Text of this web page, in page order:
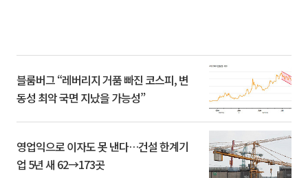
블룸버그 “레버리지 거품 빠진 코스피, 변
동성 최악 국면 지났을 가능성”
영업익으로 이자도 못 낸다…건설 한계기
업 5년 새 62→173곳